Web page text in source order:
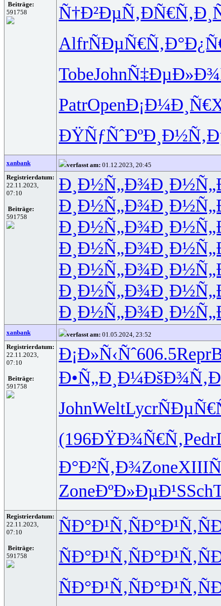
Beiträge:
591758
Ñ†Ð²ÐµÑ‚ÐÑ€Ñ‚Ð¸
AlfrÑÐµÑ€Ñ‚
TobeJohnÑ‡ÐµÐ»Ð¾
PatrOpenÐ¡Ð¼Ð¸Ñ€
ÐŸÑƒÑˆÐº
xanbank verfasst am: 01.12.2023, 20:45
Registrierdatum:
22.11.2023,
07:10
Beiträge:
591758
Ð¸Ð½Ñ„Ð¾
Ð¸Ð½Ñ„Ð¾
Ð¸Ð½Ñ„Ð¾
Ð¸Ð½Ñ„Ð¾
Ð¸Ð½Ñ„Ð¾
Ð¸Ð½Ñ„Ð¾
Ð¸Ð½Ñ„Ð¾
xanbank verfasst am: 01.05.2024, 23:52
Registrierdatum:
22.11.2023,
07:10
Beiträge:
591758
Ð¡Ð»Ñ‹Ñˆ606.5Repr
Ð•Ñ„Ð¸Ð¼
JohnWeltLycr
(196ÐŸÐ¾Ñ€Ñ‚Pedr
Ð°Ð²Ñ‚Ð¾ZoneXIII
ZoneÐºÐ»ÐµÐ¹SSch
Registrierdatum:
22.11.2023,
07:10
Beiträge:
591758
ÑÐ°Ð¹Ñ‚ÑÐ°Ð¹Ñ‚
ÑÐ°Ð¹Ñ‚ÑÐ°Ð¹Ñ‚
ÑÐ°Ð¹Ñ‚ÑÐ°Ð¹Ñ‚